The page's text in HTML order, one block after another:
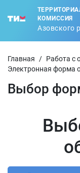
КОМИССИЯ
Азовского
Главная / Работа с
Электронная форма
Выбор